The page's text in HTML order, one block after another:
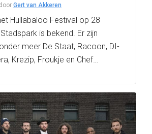
door Gert van Akkeren
Hullabaloo Festival op 28
is bekend. Er zijn
meer De Staat, Racoon, DI-
Krezip, Froukje en Chef…